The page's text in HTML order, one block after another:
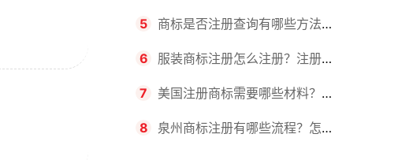
要求？商标转让所需时间是多久？
5 商标是否注册查询有哪些方法？
有哪些步骤？
6 服装商标注册怎么注册？注册商
标流程有哪些？
7 美国注册商标需要哪些材料？美
国商标办理流程有哪些？
8 泉州商标注册有哪些流程？怎么